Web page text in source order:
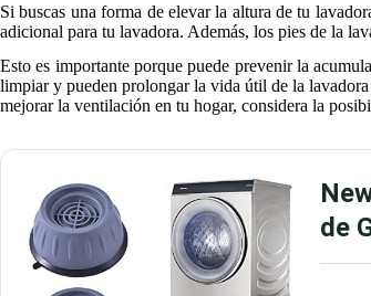
Si buscas una forma de elevar la altura de tu
adicional para tu lavadora. Además, los pies de la
Esto es importante porque puede prevenir la
limpiar y pueden prolongar la vida útil de la
mejorar la ventilación en tu hogar, considera la
de